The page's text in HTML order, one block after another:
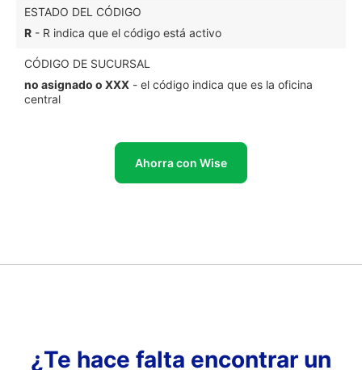
ESTADO DEL CÓDIGO
R - R indica que el código está activo
CÓDIGO DE SUCURSAL
no asignado o XXX - el código indica que es la oficina
central
Ahorra con Wise
¿Te hace falta encontrar un